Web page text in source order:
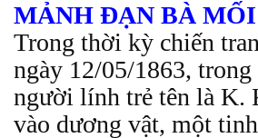
MẢNH ĐẠN BÀ MỐI
Trong thời kỳ chiến
ngày 12/05/1863,
người lính trẻ tên là K.
vào dương vật, một